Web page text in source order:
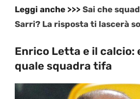
Leggi anche >>> Sai che
Sarri? La risposta ti lascerà
Enrico Letta e il calcio:
quale squadra tifa